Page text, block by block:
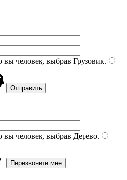
вы человек, выбрав Грузовик.
вы человек, выбрав Дерево.